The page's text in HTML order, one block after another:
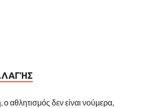
αθλητισμός δεν είναι νούμερα,